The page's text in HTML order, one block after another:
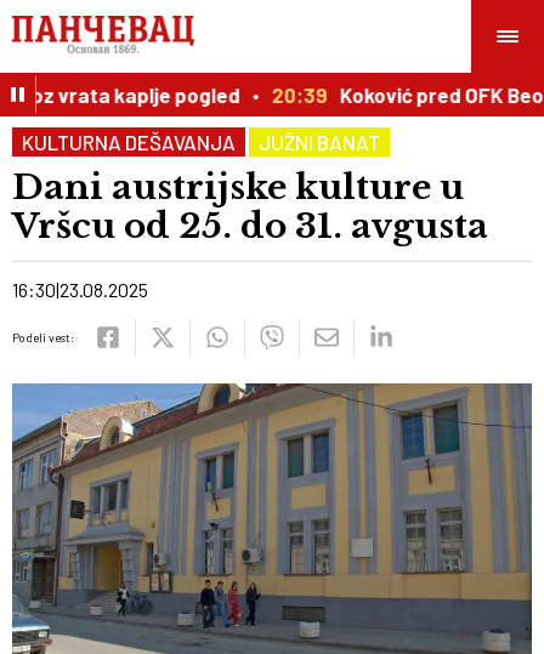
kaplje pogled 20:39 Koković pred OFK Beograd:
KULTURNA DEŠAVANJA
JUŽNI BANAT
Dani austrijske kulture u
Vršcu od 25. do 31. avgusta
16:30 23.08.2025
Podeli vest: